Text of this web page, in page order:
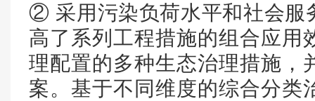
② 采用污染负荷水平和社会服
高了系列工程措施的组合应用
理配置的多种生态治理措施，
案。基于不同维度的综合分类